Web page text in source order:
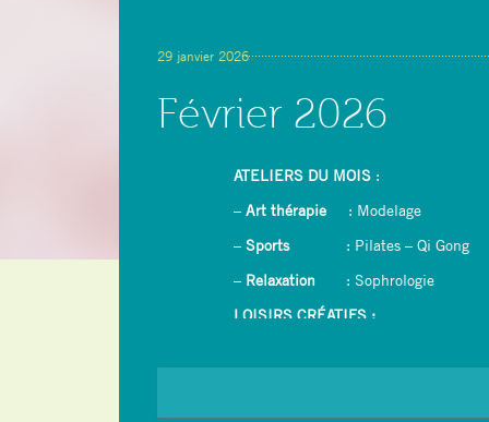
– Yoga du rire
29 janvier 2026
Février 2026
ATELIERS DU MOIS :
– Art thérapie : Modelage
– Sports
: Pilates – Qi Gong
– Relaxation : Sophrologie
LOISIRS CRÉATIFS :